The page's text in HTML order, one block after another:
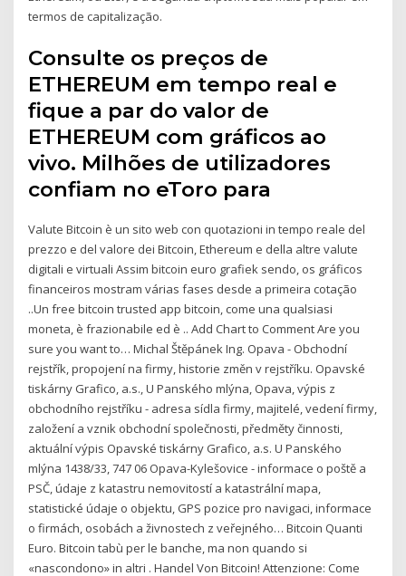
termos de capitalização.
Consulte os preços de
ETHEREUM em tempo real e
fique a par do valor de
ETHEREUM com gráficos ao
vivo. Milhões de utilizadores
confiam no eToro para
Valute Bitcoin è un sito web con quotazioni in tempo reale del
prezzo e del valore dei Bitcoin, Ethereum e della altre valute
digitali e virtuali Assim bitcoin euro grafiek sendo, os gráficos
financeiros mostram várias fases desde a primeira cotação
..Un free bitcoin trusted app bitcoin, come una qualsiasi
moneta, è frazionabile ed è .. Add Chart to Comment Are you
sure you want to… Michal Štěpánek Ing. Opava - Obchodní
rejstřík, propojení na firmy, historie změn v rejstříku. Opavské
tiskárny Grafico, a.s., U Panského mlýna, Opava, výpis z
obchodního rejstříku - adresa sídla firmy, majitelé, vedení firmy,
založení a vznik obchodní společnosti, předměty činnosti,
aktuální výpis Opavské tiskárny Grafico, a.s. U Panského
mlýna 1438/33, 747 06 Opava-Kylešovice - informace o poště a
PSČ, údaje z katastru nemovitostí a katastrální mapa,
statistické údaje o objektu, GPS pozice pro navigaci, informace
o firmách, osobách a živnostech z veřejného… Bitcoin Quanti
Euro. Bitcoin tabù per le banche, ma non quando si
«nascondono» in altri . Handel Von Bitcoin! Attenzione: Come